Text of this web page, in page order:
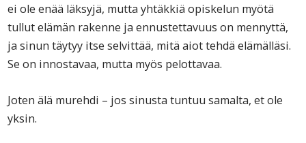
ei ole enää läksyjä, mutta yhtäkkiä opiskelun myötä
tullut elämän rakenne ja ennustettavuus on mennyttä,
ja sinun täytyy itse selvittää, mitä aiot tehdä elämälläsi.
Se on innostavaa, mutta myös pelottavaa.
Joten älä murehdi – jos sinusta tuntuu samalta, et ole
yksin.